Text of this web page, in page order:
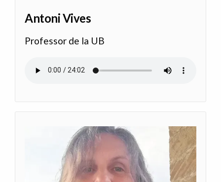
Antoni Vives
Professor de la UB